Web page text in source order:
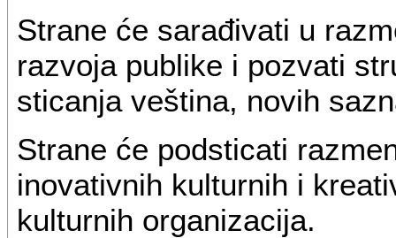
Strane će sarađivati u
razvoja publike i pozvati
sticanja veština, novih
Strane će podsticati
inovativnih kulturnih i
kulturnih organizacija.